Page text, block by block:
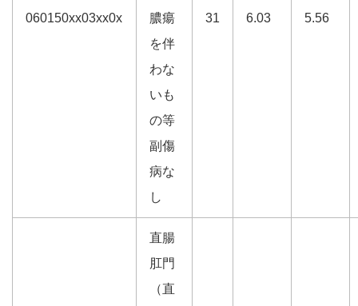
060150xx03xx0x
膿瘍
を伴
わな
いも
の等
副傷
病な
し
31 6.03 5.56
直腸
肛門
（直